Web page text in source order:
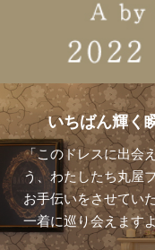
いちばん輝く
「このドレスに出会
う、わたしたち丸屋
お手伝いをさせてい
一着に巡り会えます